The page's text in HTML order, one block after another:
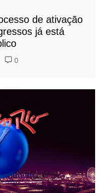
de ativação
já está
0